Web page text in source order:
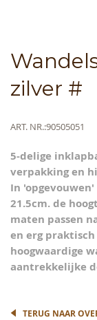
zilver #
Meer
ART. NR.90505051
5-delige
verpakking en
In
21.5cm. de
maten passen
en erg
hoogwaardige
aantrekkelijke
TERUG NAAR